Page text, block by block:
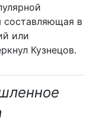
составляющая в
или
Кузнецов.